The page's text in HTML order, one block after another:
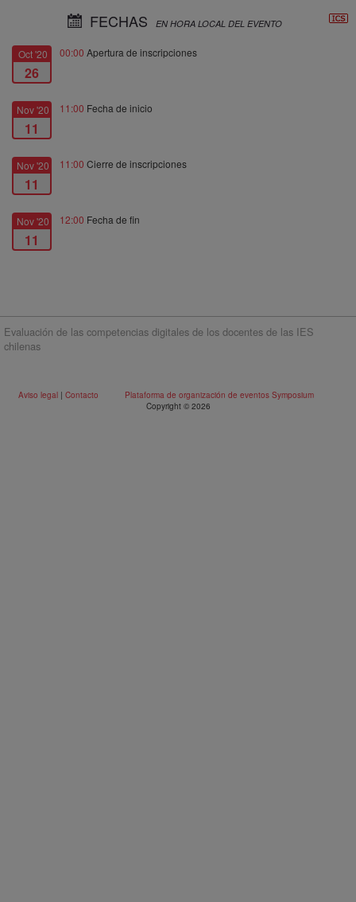
FECHAS EN HORA LOCAL DEL EVENTO
Oct '20
26
00:00 Apertura de inscripciones
Nov '20
11
11:00 Fecha de inicio
Nov '20
11
11:00 Cierre de inscripciones
Nov '20
11
12:00 Fecha de fin
Evaluación de las competencias digitales de los docentes de las IES
chilenas
Aviso legal | Contacto
Plataforma de organización de eventos Symposium
Copyright © 2026